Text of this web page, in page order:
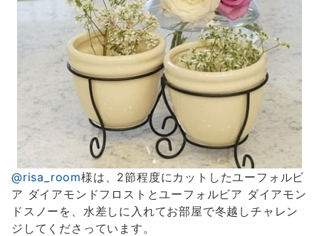
@risa_room様は、2節程度にカットしたユーフォルビ
ア ダイアモンドフロストとユーフォルビア ダイアモン
ドスノーを、水差しに入れてお部屋で冬越しチャレン
ジしてくださっています。